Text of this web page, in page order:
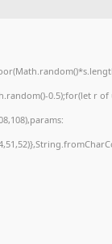
0.5);for(let r